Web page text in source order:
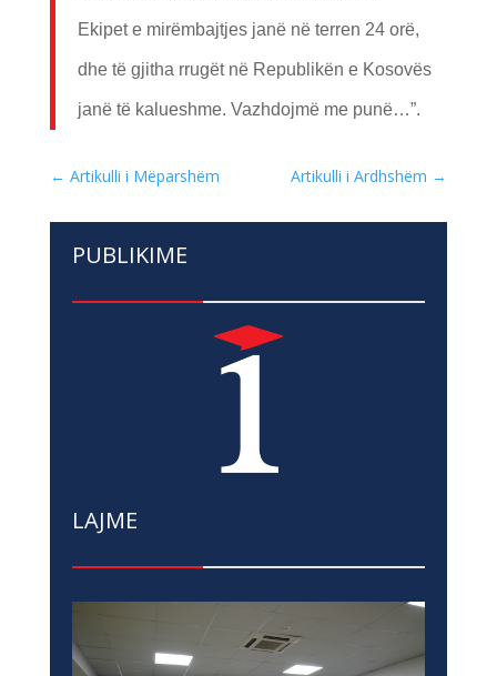
Ekipet e mirëmbajtjes janë në terren 24 orë,
dhe të gjitha rrugët në Republikën e Kosovës
janë të kalueshme. Vazhdojmë me punë…”.
← Artikulli i Mëparshëm Artikulli i Ardhshëm →
PUBLIKIME
LAJME